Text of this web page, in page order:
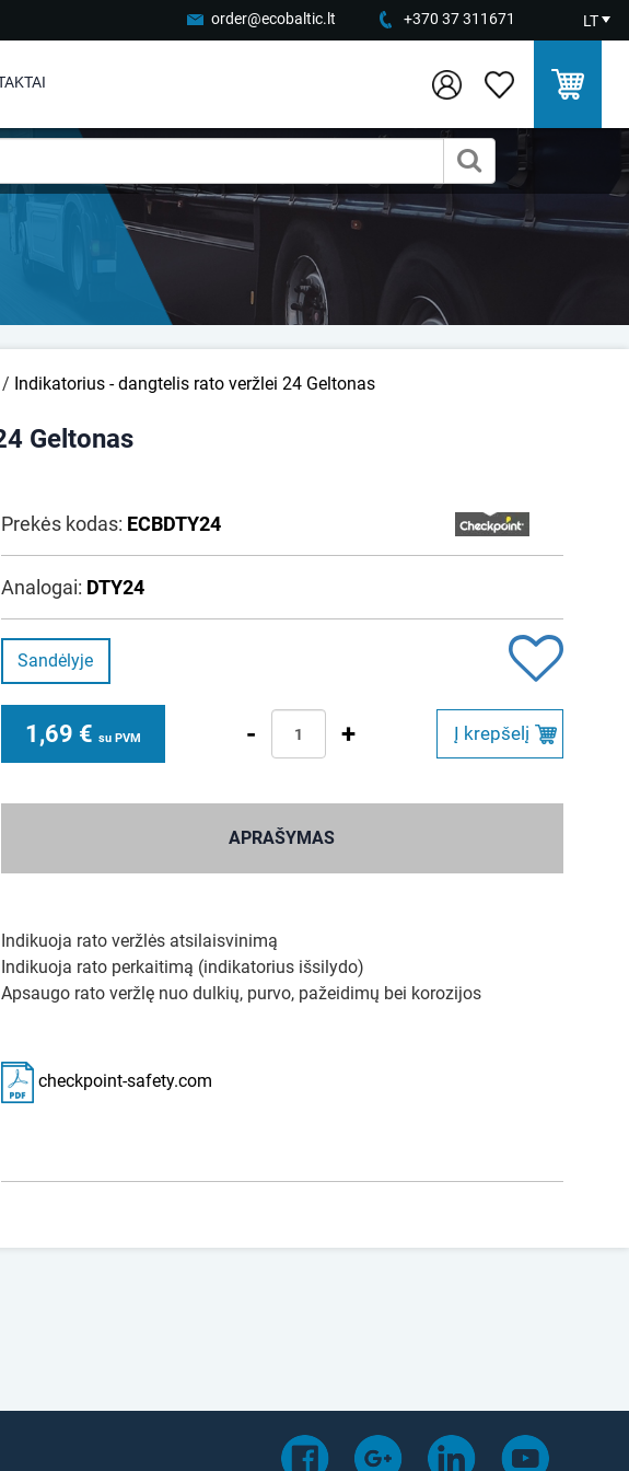
order@ecobaltic.lt +370 37 311671 LT
/ Indikatorius - dangtelis rato veržlei 24 Geltonas
Geltonas
Prekės kodas: ECBDTY24
Analogai: DTY24
Sandėlyje
1,69 € su PVM - + Į krepšelį
APRAŠYMAS
Indikuoja rato veržlės atsilaisvinimą
Indikuoja rato perkaitimą (indikatorius išsilydo)
Apsaugo rato veržlę nuo dulkių, purvo, pažeidimų bei korozijos
checkpoint-safety.com